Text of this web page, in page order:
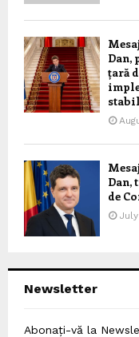
Dan,
țară
Dan,
de
Newsletter
Abonați-vă la